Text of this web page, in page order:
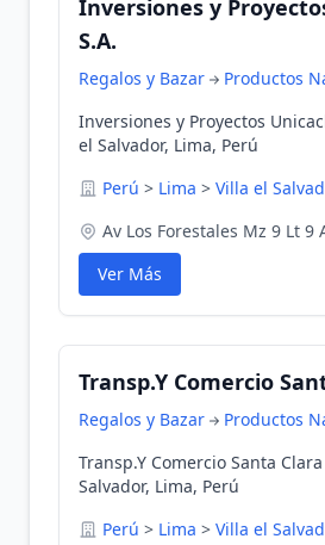
Inversiones y
S.A.
Regalos y Bazar
Productos
Inversiones y Proyectos
el Salvador, Lima, Perú
Perú > Lima > Villa el
Av Los Forestales Mz 9 Lt 9
Ver Más
Transp.Y Comercio
Regalos y Bazar
Productos
Transp.Y Comercio Santa
Salvador, Lima, Perú
Perú > Lima > Villa el